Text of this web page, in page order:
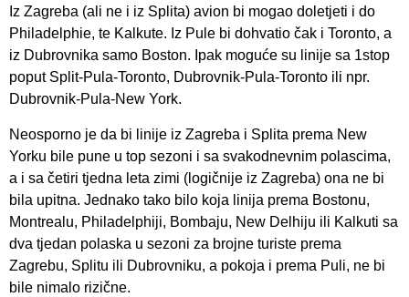
Iz Zagreba (ali ne i iz Splita) avion bi mogao doletjeti i do
Philadelphie, te Kalkute. Iz Pule bi dohvatio čak i Toronto, a
iz Dubrovnika samo Boston. Ipak moguće su linije sa 1stop
poput Split-Pula-Toronto, Dubrovnik-Pula-Toronto ili npr.
Dubrovnik-Pula-New York.
Neosporno je da bi linije iz Zagreba i Splita prema New
Yorku bile pune u top sezoni i sa svakodnevnim polascima,
a i sa četiri tjedna leta zimi (logičnije iz Zagreba) ona ne bi
bila upitna. Jednako tako bilo koja linija prema Bostonu,
Montrealu, Philadelphiji, Bombaju, New Delhiju ili Kalkuti sa
dva tjedan polaska u sezoni za brojne turiste prema
Zagrebu, Splitu ili Dubrovniku, a pokoja i prema Puli, ne bi
bile nimalo rizične.